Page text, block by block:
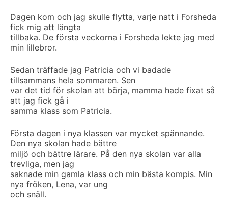
Dagen kom och jag skulle flytta, varje natt i Forsheda
fick mig att längta
tillbaka. De första veckorna i Forsheda lekte jag med
min lillebror.
Sedan träffade jag Patricia och vi badade
tillsammans hela sommaren. Sen
var det tid för skolan att börja, mamma hade fixat så
att jag fick gå i
samma klass som Patricia.
Första dagen i nya klassen var mycket spännande.
Den nya skolan hade bättre
miljö och bättre lärare. På den nya skolan var alla
trevliga, men jag
saknade min gamla klass och min bästa kompis. Min
nya fröken, Lena, var ung
och snäll.